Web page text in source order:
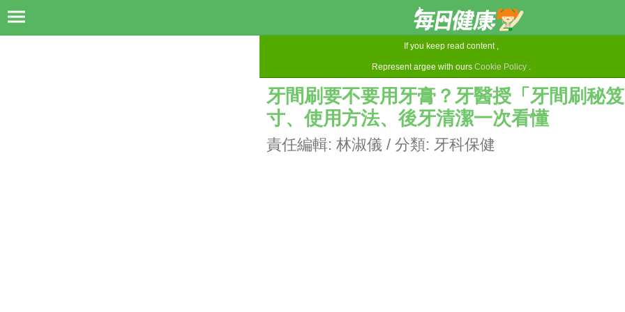
If you keep read content ,
Represent argee with ours Cookie Policy .
牙間刷要不要用牙膏？牙醫授「牙間刷秘
寸、使用方法、後牙清潔一次看懂
責任編輯: 林淑儀 / 分類: 牙科保健